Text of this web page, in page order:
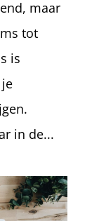
maar
tot
is
in de...